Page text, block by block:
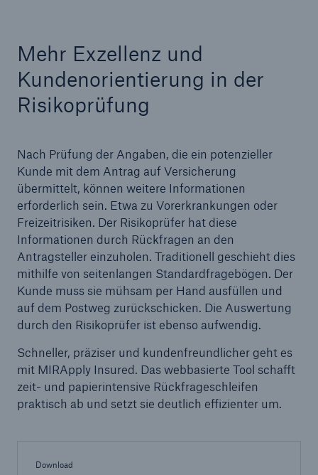
Mehr Exzellenz und
Kundenorientierung in der
Risikoprüfung
Nach Prüfung der Angaben, die ein potenzieller
Kunde mit dem Antrag auf Versicherung
übermittelt, können weitere Informationen
erforderlich sein. Etwa zu Vorerkrankungen oder
Freizeitrisiken. Der Risikoprüfer hat diese
Informationen durch Rückfragen an den
Antragsteller einzuholen. Traditionell geschieht dies
mithilfe von seitenlangen Standardfragebögen. Der
Kunde muss sie mühsam per Hand ausfüllen und
auf dem Postweg zurückschicken. Die Auswertung
durch den Risikoprüfer ist ebenso aufwendig.
Schneller, präziser und kundenfreundlicher geht es
mit MIRApply Insured. Das webbasierte Tool schafft
zeit- und papierintensive Rückfrageschleifen
praktisch ab und setzt sie deutlich effizienter um.
Download
Marine Trend Radar 2025
Naturkatastrophen
Versicherungslücke: der Anteil der nicht
versicherten Schäden aus Naturkatastrophen
seit 1980 beträgt
71.8%